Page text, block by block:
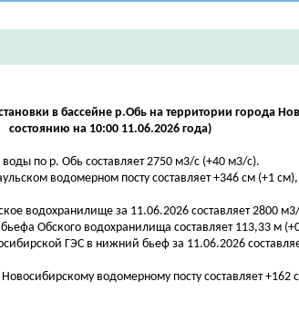
в бассейне р.Обь на территории города
состоянию на 10:00 11.06.2026 года)
по р. Обь составляет 2750 м3/с (+40 м3/с).
водомерном посту составляет +346 см (+1
водохранилище за 11.06.2026 составляет 2800
Обского водохранилища составляет 113,33 м
ГЭС в нижний бьеф за 11.06.2026
водомерному посту составляет +162